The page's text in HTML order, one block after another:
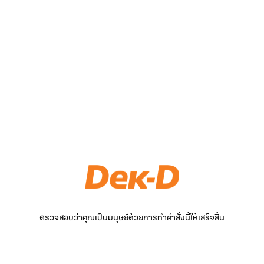
ตรวจสอบว่าคุณเป็นมนุษย์ด้วยการทำคำสั่งนี้ให้เสร็จสิ้น